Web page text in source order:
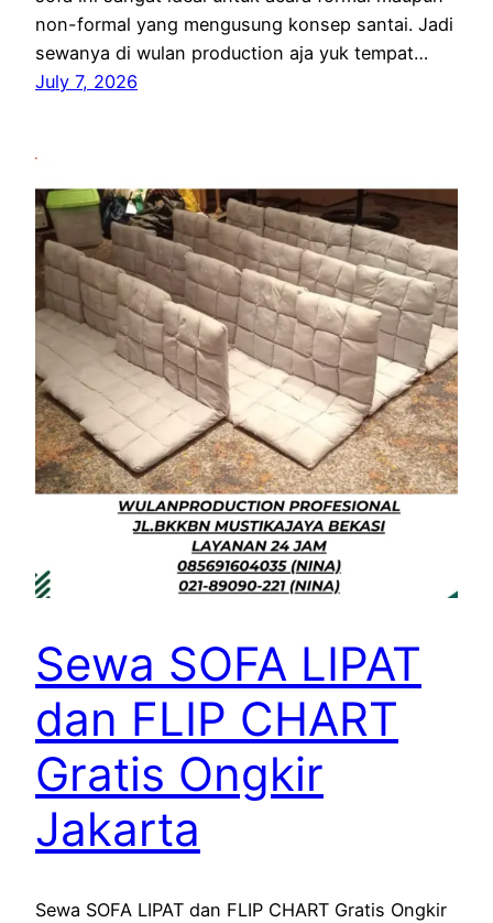
non-formal yang mengusung konsep santai. Jadi
sewanya di wulan production aja yuk tempat…
July 7, 2026
Sewa SOFA LIPAT
dan FLIP CHART
Gratis Ongkir
Jakarta
Sewa SOFA LIPAT dan FLIP CHART Gratis Ongkir